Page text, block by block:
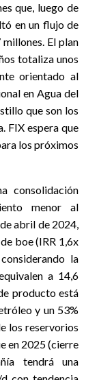
que, luego de
en un flujo de
El plan
totaliza unos
orientado al
en Agua del
que son los
FIX espera que
los próximos
consolidación
menor al
abril de 2024,
boe (IRR 1,6x
la
a 14,6
producto está
y un 53%
los reservorios
en 2025 (cierre
tendrá una